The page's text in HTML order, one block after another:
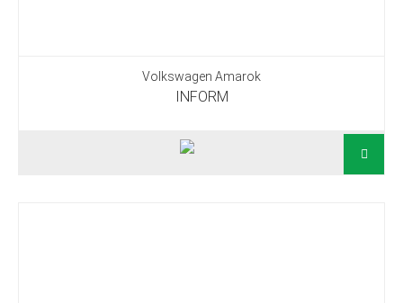
Volkswagen Amarok
INFORM